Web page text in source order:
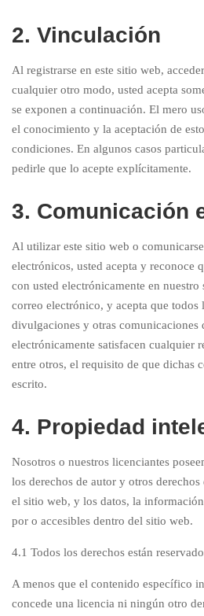
2. Vinculación
Al registrarse en este sitio web,
cualquier otro modo, usted acepta
se exponen a continuación. El mero
el conocimiento y la aceptación de
condiciones. En algunos casos
pedirle que lo acepte explícitamente.
3. Comunicación
Al utilizar este sitio web o
electrónicos, usted acepta y reconoce
con usted electrónicamente en
correo electrónico, y acepta que todos
divulgaciones y otras comunicaciones
electrónicamente satisfacen cualquier
entre otros, el requisito de que dichas
escrito.
4. Propiedad
Nosotros o nuestros licenciantes
los derechos de autor y otros
el sitio web, y los datos, la
por o accesibles dentro del sitio web.
4.1 Todos los derechos están
A menos que el contenido específico
concede una licencia ni ningún otro